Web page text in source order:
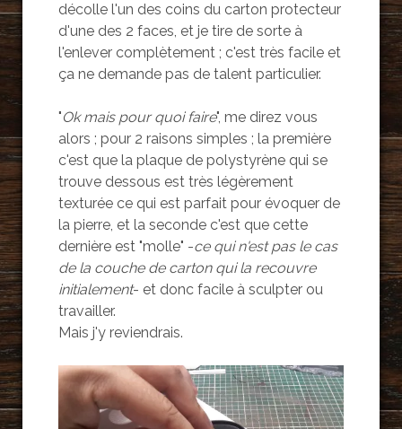
décolle l'un des coins du carton protecteur
d'une des 2 faces, et je tire de sorte à
l'enlever complètement ; c'est très facile et
ça ne demande pas de talent particulier.
"Ok mais pour quoi faire", me direz vous
alors ; pour 2 raisons simples ; la première
c'est que la plaque de polystyrène qui se
trouve dessous est très légèrement
texturée ce qui est parfait pour évoquer de
la pierre, et la seconde c'est que cette
dernière est "molle" -ce qui n'est pas le cas
de la couche de carton qui la recouvre
initialement- et donc facile à sculpter ou
travailler.
Mais j'y reviendrais.